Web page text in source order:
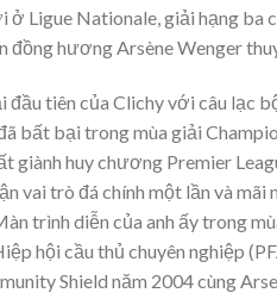
ở Ligue Nationale, giải hạng ba
đồng hương Arsène Wenger
đầu tiên của Clichy với câu lạc
bất bại trong mùa giải
giành huy chương Premier
vai trò đá chính một lần và
trình diễn của anh ấy trong
hội cầu thủ chuyên nghiệp
Shield năm 2004 cùng